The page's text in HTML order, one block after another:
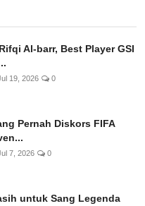
Al-barr, Best Player GSI
19, 2026 0
Pernah Diskors FIFA
7, 2026 0
untuk Sang Legenda